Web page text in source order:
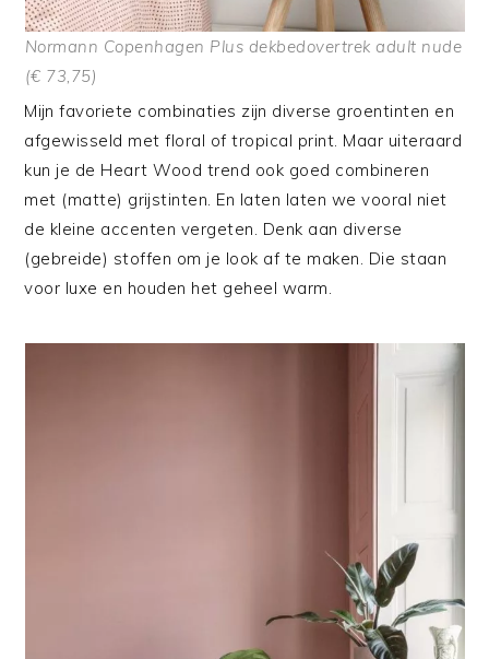
Normann Copenhagen Plus dekbedovertrek adult nude
(€ 73,75)
Mijn favoriete combinaties zijn diverse groentinten en
afgewisseld met floral of tropical print. Maar uiteraard
kun je de Heart Wood trend ook goed combineren
met (matte) grijstinten. En laten laten we vooral niet
de kleine accenten vergeten. Denk aan diverse
(gebreide) stoffen om je look af te maken. Die staan
voor luxe en houden het geheel warm.